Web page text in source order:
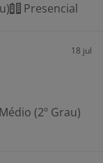
Presencial
18 jul
(2º Grau)